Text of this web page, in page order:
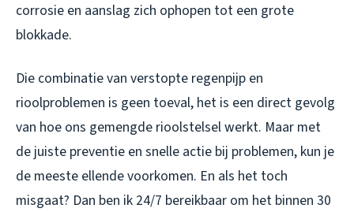
corrosie en aanslag zich ophopen tot een grote
blokkade.
Die combinatie van verstopte regenpijp en
rioolproblemen is geen toeval, het is een direct gevolg
van hoe ons gemengde rioolstelsel werkt. Maar met
de juiste preventie en snelle actie bij problemen, kun je
de meeste ellende voorkomen. En als het toch
misgaat? Dan ben ik 24/7 bereikbaar om het binnen 30